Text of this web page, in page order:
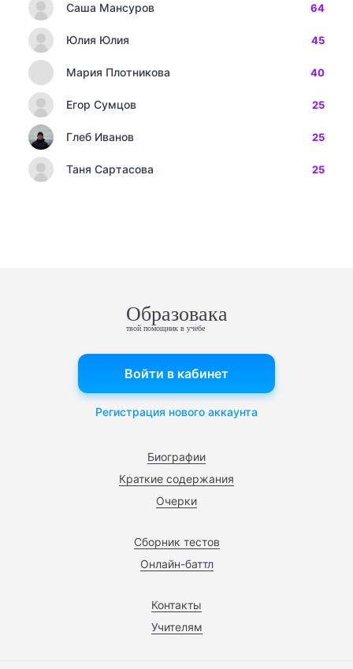
Саша Мансуров 64
Юлия Юлия 45
Мария Плотникова 40
Егор Сумцов 25
Глеб Иванов 25
Таня Сартасова 25
Образовака
твой помощник в учебе
Биографии
Краткие содержания
Очерки
Сборник тестов
Онлайн-баттл
Контакты
Учителям
Войти в кабинет
Регистрация нового аккаунта